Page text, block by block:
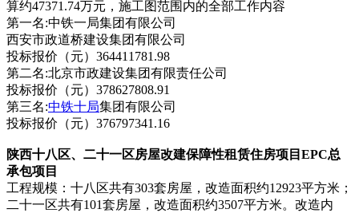
算约47371.74万元，施工图范围内的全部工作内容
第一名:中铁一局集团有限公司
西安市政道桥建设集团有限公司
投标报价（元）364411781.98
第二名:北京市政建设集团有限责任公司
投标报价（元）378627808.91
第三名:中铁十局集团有限公司
投标报价（元）376797341.16
陕西十八区、二十一区房屋改建保障性租赁住房项目EPC总
承包项目
工程规模：十八区共有303套房屋，改造面积约12923平方米；
二十一区共有101套房屋，改造面积约3507平方米。改造内